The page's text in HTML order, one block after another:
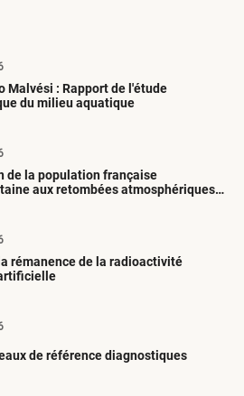
Malvési : Rapport de l'étude
du milieu aquatique
de la population française
aux retombées atmosphériques
depuis 1945
rémanence de la radioactivité
de référence diagnostiques